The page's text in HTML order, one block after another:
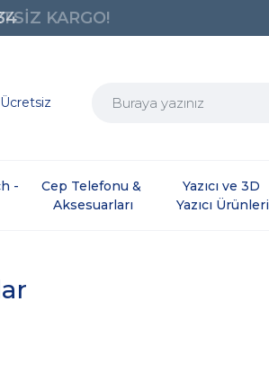
-
Cep Telefonu &
Aksesuarları
Yazıcı ve 3D
Yazıcı Ürünleri